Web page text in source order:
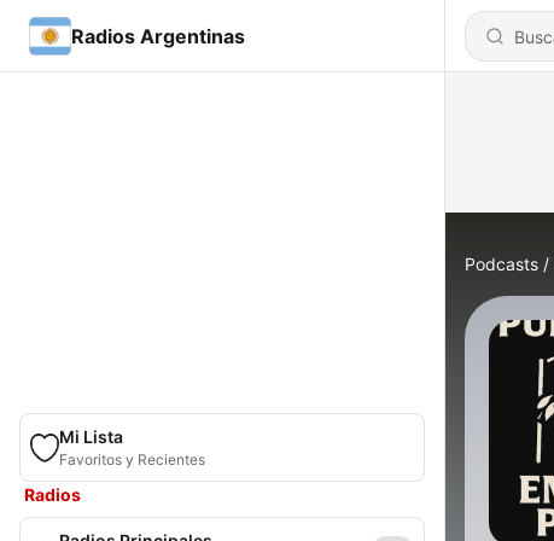
Radios Argentinas
Mi Lista
Favoritos y Recientes
Radios
Podcasts